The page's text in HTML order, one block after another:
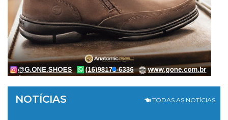
NOTÍCIAS TODAS AS NOTÍCIAS